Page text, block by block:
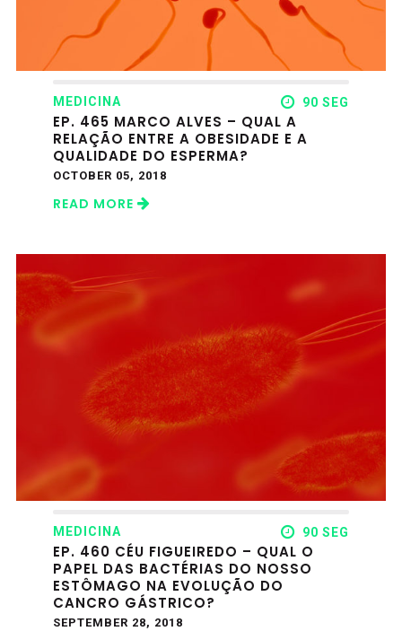
MEDICINA 90 SEG
EP. 465 MARCO ALVES – QUAL A
RELAÇÃO ENTRE A OBESIDADE E A
QUALIDADE DO ESPERMA?
OCTOBER 05, 2018
READ MORE
MEDICINA 90 SEG
EP. 460 CÉU FIGUEIREDO – QUAL O
PAPEL DAS BACTÉRIAS DO NOSSO
ESTÔMAGO NA EVOLUÇÃO DO
CANCRO GÁSTRICO?
SEPTEMBER 28, 2018